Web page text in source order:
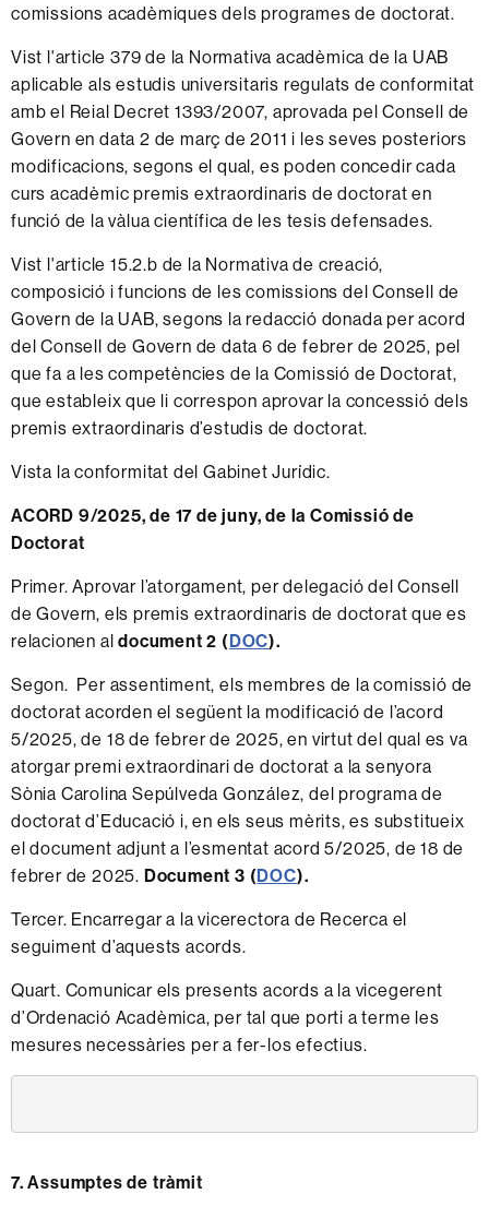
comissions acadèmiques dels programes de doctorat.
Vist l'article 379 de la Normativa acadèmica de la UAB
aplicable als estudis universitaris regulats de conformitat
amb el Reial Decret 1393/2007, aprovada pel Consell de
Govern en data 2 de març de 2011 i les seves posteriors
modificacions, segons el qual, es poden concedir cada
curs acadèmic premis extraordinaris de doctorat en
funció de la vàlua científica de les tesis defensades.
Vist l'article 15.2.b de la Normativa de creació,
composició i funcions de les comissions del Consell de
Govern de la UAB, segons la redacció donada per acord
del Consell de Govern de data 6 de febrer de 2025, pel
que fa a les competències de la Comissió de Doctorat,
que estableix que li correspon aprovar la concessió dels
premis extraordinaris d’estudis de doctorat.
Vista la conformitat del Gabinet Jurídic.
ACORD 9/2025, de 17 de juny, de la Comissió de
Doctorat
Primer. Aprovar l’atorgament, per delegació del Consell
de Govern, els premis extraordinaris de doctorat que es
relacionen aldocument 2 (DOC).
Segon. Per assentiment, els membres de la comissió de
doctorat acorden el següent la modificació de l’acord
5/2025, de 18 de febrer de 2025, en virtut del qual es va
atorgar premi extraordinari de doctorat a la senyora
Sònia Carolina Sepúlveda González, del programa de
doctorat d’Educació i, en els seus mèrits, es substitueix
el document adjunt a l’esmentat acord 5/2025, de 18 de
febrer de 2025. Document 3 (DOC).
Tercer. Encarregar a la vicerectora de Recerca el
seguiment d’aquests acords.
Quart. Comunicar els presents acords a la vicegerent
d’Ordenació Acadèmica, per tal que porti a terme les
mesures necessàries per a fer-los efectius.
7. Assumptes de tràmit